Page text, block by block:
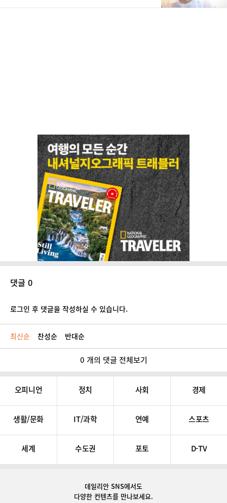
댓글 0
로그인 후 댓글을 작성하실 수 있습니다.
최신순 찬성순 반대순
0 개의 댓글 전체보기
오피니언 정치 사회 경제
생활/문화 IT/과학 연예 스포츠
세계 수도권 포토 D-TV
데일리안 SNS에서도
다양한 컨텐츠를 만나보세요.